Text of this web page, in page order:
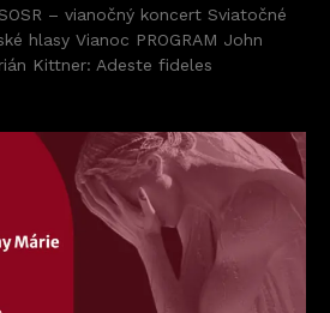
– vianočný koncert Sviatočné
hlasy Vianoc PROGRAM John
Kittner: Adeste fideles